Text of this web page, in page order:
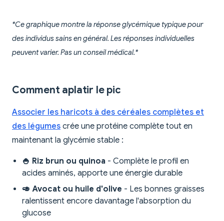
*Ce graphique montre la réponse glycémique typique pour
des individus sains en général. Les réponses individuelles
peuvent varier. Pas un conseil médical.*
Comment aplatir le pic
Associer les haricots à des céréales complètes et
des légumes crée une protéine complète tout en
maintenant la glycémie stable :
🍚 Riz brun ou quinoa - Complète le profil en
acides aminés, apporte une énergie durable
🥑 Avocat ou huile d'olive - Les bonnes graisses
ralentissent encore davantage l'absorption du
glucose